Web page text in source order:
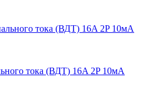
тока (ВДТ) 16A 2P 10мА